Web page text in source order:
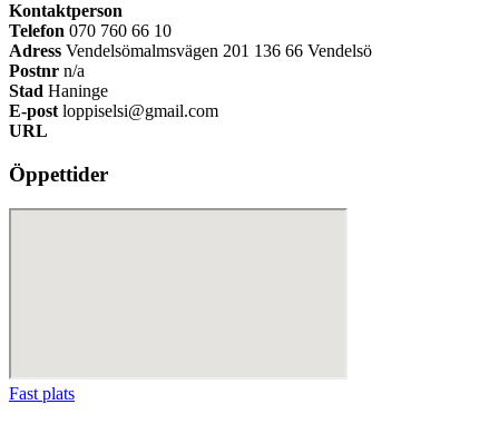
Kontaktperson
Telefon 070 760 66 10
Adress Vendelsömalmsvägen 201 136 66 Vendelsö
Postnr n/a
Stad Haninge
E-post loppiselsi@gmail.com
URL
Öppettider
Fast plats